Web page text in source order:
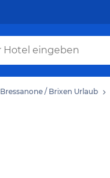
Bressanone / Brixen Urlaub